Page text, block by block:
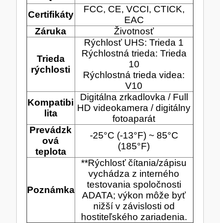
HERNÍ MIKROFONY
CHLADIČE
LINUX SERVER
PŘÍSLUŠENSTVÍ
VÝPRODEJ
AUTO - MOTO
ZÁSUVKY - VYPÍNAČE
OPTICKÉ KABELY
GRILOVÁNÍ A PÁRTY
TOPINKOVAČE
Certifikáty
FCC, CE, VCCI, CTICK,
EAC
Záruka
Životnosť
Trieda
rýchlosti
Rýchlosť UHS: Trieda 1
Rýchlostná trieda: Trieda
10
Rýchlostná trieda videa:
V10
Kompatibi
lita
Digitálna zrkadlovka / Full
HD videokamera / digitálny
fotoaparát
Prevádzk
ová
teplota
-25°C (-13°F) ~ 85°C
(185°F)
Poznámka
**Rýchlosť čítania/zápisu
vychádza z interného
testovania spoločnosti
ADATA; výkon môže byť
nižší v závislosti od
hostiteľského zariadenia.